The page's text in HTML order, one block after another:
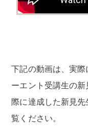
下記の動画は、実
ーエント受講生の
際に達成した新見
覧ください。